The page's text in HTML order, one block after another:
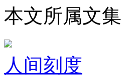
本文所属文集
人间刻度